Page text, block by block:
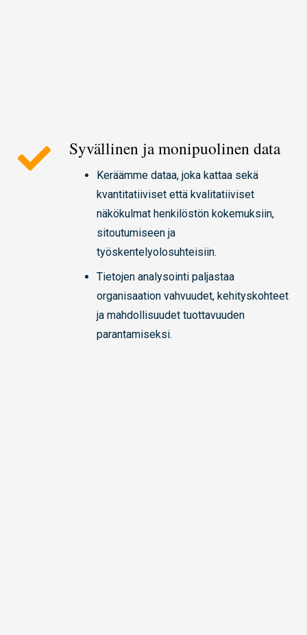
Syvällinen ja monipuolinen data
Keräämme dataa, joka kattaa sekä
kvantitatiiviset että kvalitatiiviset
näkökulmat henkilöstön kokemuksiin,
sitoutumiseen ja
työskentelyolosuhteisiin.
Tietojen analysointi paljastaa
organisaation vahvuudet, kehityskohteet
ja mahdollisuudet tuottavuuden
parantamiseksi.